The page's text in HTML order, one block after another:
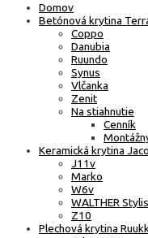
Domov
Betónová krytina
Coppo
Danubia
Ruundo
Synus
Vlčanka
Zenit
Na stiahnutie
Cenník
Keramická krytina
J11v
Marko
W6v
WALTHER
Z10
Plechová krytina